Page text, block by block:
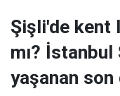
Şişli'de kent
mı?
yaşanan son